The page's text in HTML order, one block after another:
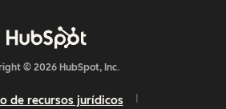
© 2026 HubSpot, Inc.
de recursos jurídicos